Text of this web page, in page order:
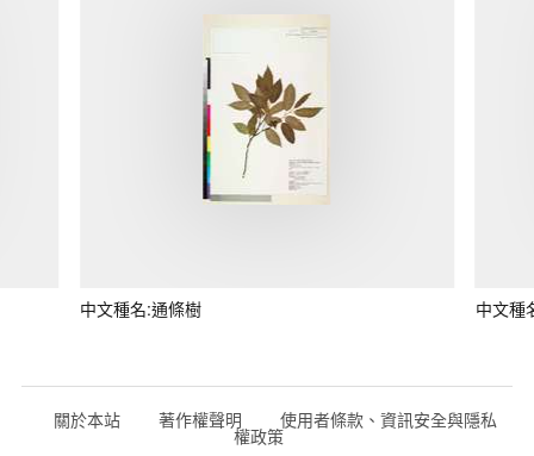
中文種名:通條樹 中文種
關於本站 著作權聲明 使用者條款、資訊安全與隱私
權政策